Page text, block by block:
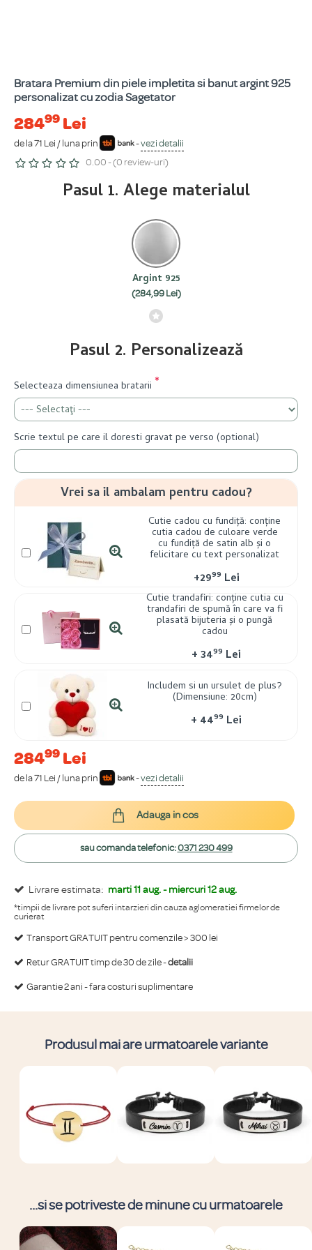
Bratara Premium din piele impletita si banut argint 925
personalizat cu zodia Sagetator
28499 Lei
de la 71 Lei / luna prin -vezi detalii
0.00 - (0 review-uri)
Livrare estimata: marti 11 aug. - miercuri 12 aug.
*timpii de livrare pot suferi intarzieri din cauza aglomeratiei firmelor de
curierat
Transport GRATUIT pentru comenzile > 300 lei
Retur GRATUIT timp de 30 de zile -detalii
Garantie 2 ani - fara costuri suplimentare
28499 Lei
de la 71 Lei / luna prin -vezi detalii
Pasul 1. Alege materialul
Argint 925
(284,99 Lei)
Pasul 2. Personalizează
Selecteaza dimensiunea bratarii
Scrie textul pe care il doresti gravat pe verso (optional)
Vrei sa il ambalam pentru cadou?
Cutie cadou cu fundiță: conține
cutia cadou de culoare verde
cu fundiță de satin alb și o
felicitare cu text personalizat
+2999 Lei
Cutie trandafiri: conține cutia cu
trandafiri de spumă în care va fi
plasată bijuteria și o pungă
cadou
+3499 Lei
Includem si un ursulet de plus?
(Dimensiune: 20cm)
+ 4499 Lei
Adauga in cos
sau comanda telefonic:0371 230 499
Produsul mai are urmatoarele variante
...si se potriveste de minune cu urmatoarele